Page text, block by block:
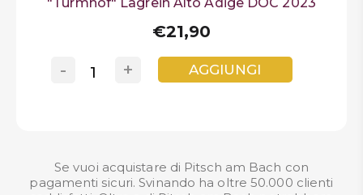
€21,90
+
- AGGIUNGI
Se vuoi acquistare di Pitsch am Bach con
pagamenti sicuri. Svinando ha oltre 50.000 clienti